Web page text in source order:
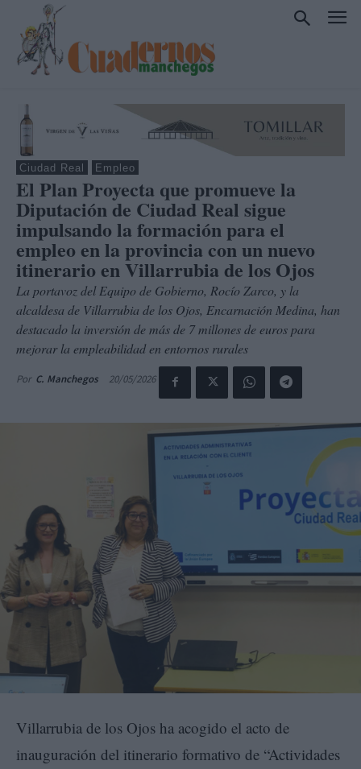
Ciudad Real Empleo
El Plan Proyecta que promueve la
Diputación de Ciudad Real sigue
impulsando la formación para el
empleo en la provincia con un nuevo
itinerario en Villarrubia de los Ojos
La portavoz del Equipo de Gobierno, Rocío Zarco, y la
alcaldesa de Villarrubia de los Ojos, Encarnación Medina, han
destacado la inversión de más de 7 millones de euros para
mejorar la empleabilidad en entornos rurales
Por C. Manchegos 20/05/2026
Villarrubia de los Ojos ha acogido el acto de
inauguración del itinerario formativo de “Actividades